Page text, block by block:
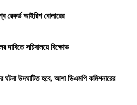
রেকর্ড আইরিশ বোলারের
দাবিতে সচিবালয়ে বিক্ষোভ
উদঘাটিত হবে, আশা ডিএমপি কমিশনারের